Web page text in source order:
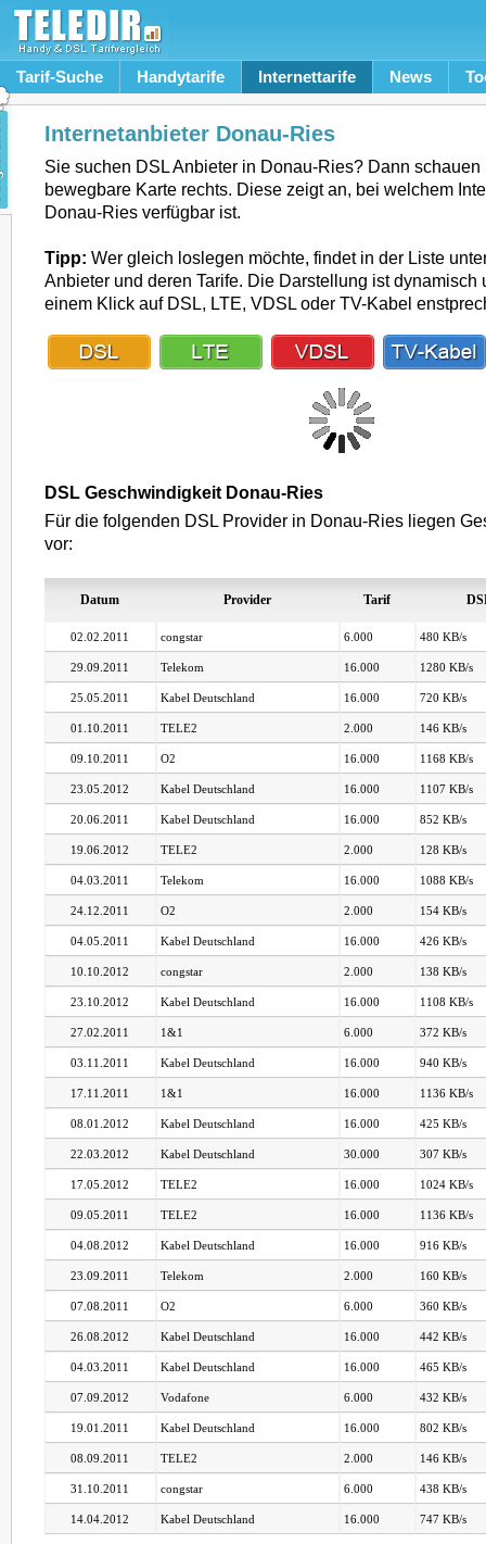
Tarif-Suche Handytarife Internettarife News
Internetanbieter Donau-Ries
Sie suchen DSL Anbieter in Donau-Ries? Dann schauen
bewegbare Karte rechts. Diese zeigt an, bei welchem
Donau-Ries verfügbar ist.
Tipp: Wer gleich loslegen möchte, findet in der Liste
Anbieter und deren Tarife. Die Darstellung ist dynamisch
einem Klick auf DSL, LTE, VDSL oder TV-Kabel
DSL Geschwindigkeit Donau-Ries
Für die folgenden DSL Provider in Donau-Ries liegen
vor:
Datum Provider Tarif
02.02.2011 congstar 6.000 480 KB/s
29.09.2011 Telekom 16.000 1280 KB/s
25.05.2011 Kabel Deutschland 16.000 720 KB/s
01.10.2011 TELE2 2.000 146 KB/s
09.10.2011 O2 16.000 1168 KB/s
23.05.2012 Kabel Deutschland 16.000 1107 KB/s
20.06.2011 Kabel Deutschland 16.000 852 KB/s
19.06.2012 TELE2 2.000 128 KB/s
04.03.2011 Telekom 16.000 1088 KB/s
24.12.2011 O2 2.000 154 KB/s
04.05.2011 Kabel Deutschland 16.000 426 KB/s
10.10.2012 congstar 2.000 138 KB/s
23.10.2012 Kabel Deutschland 16.000 1108 KB/s
27.02.2011 1&1 6.000 372 KB/s
03.11.2011 Kabel Deutschland 16.000 940 KB/s
17.11.2011 1&1 16.000 1136 KB/s
08.01.2012 Kabel Deutschland 16.000 425 KB/s
22.03.2012 Kabel Deutschland 30.000 307 KB/s
17.05.2012 TELE2 16.000 1024 KB/s
09.05.2011 TELE2 16.000 1136 KB/s
04.08.2012 Kabel Deutschland 16.000 916 KB/s
23.09.2011 Telekom 2.000 160 KB/s
07.08.2011 O2 6.000 360 KB/s
26.08.2012 Kabel Deutschland 16.000 442 KB/s
04.03.2011 Kabel Deutschland 16.000 465 KB/s
07.09.2012 Vodafone 6.000 432 KB/s
19.01.2011 Kabel Deutschland 16.000 802 KB/s
08.09.2011 TELE2 2.000 146 KB/s
31.10.2011 congstar 6.000 438 KB/s
14.04.2012 Kabel Deutschland 16.000 747 KB/s